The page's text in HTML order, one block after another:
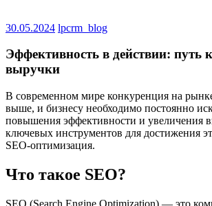
30.05.2024 lpcrm_blog
Эффективность в действии: путь
выручки
В современном мире конкуренция на
выше, и бизнесу необходимо постоянно
повышения эффективности и увеличения
ключевых инструментов для достижения
SEO-оптимизация.
Что такое SEO?
SEO (Search Engine Optimization) — это